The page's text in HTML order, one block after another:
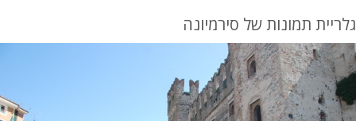
גלריית תמונות של סירמיונה